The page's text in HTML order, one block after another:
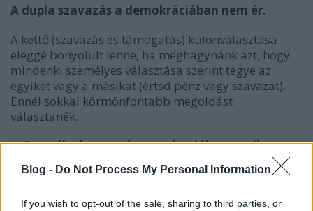
Blog - Do Not Process My Personal Information
If you wish to opt-out of the sale, sharing to third parties, or
A dupla szavazás a demokráciában nem ér.
A kettő (szavazás és támogatás) különválasztása
eléggé bonyolult lenne, ha meghagynánk azt, hogy
mindenki személyes választása szerint tegye az
egyiket vagy a másikat (értsd pénz vagy szavazat).
Ennél sokkal körmönfontabb megoldást
választanék.
4.Személyek nem támogathatják anyagilaga
pártokat. Nincs tagdíj, nincs adomány, nincs
önkéntes munka. Aki dolgozik, azt teszi